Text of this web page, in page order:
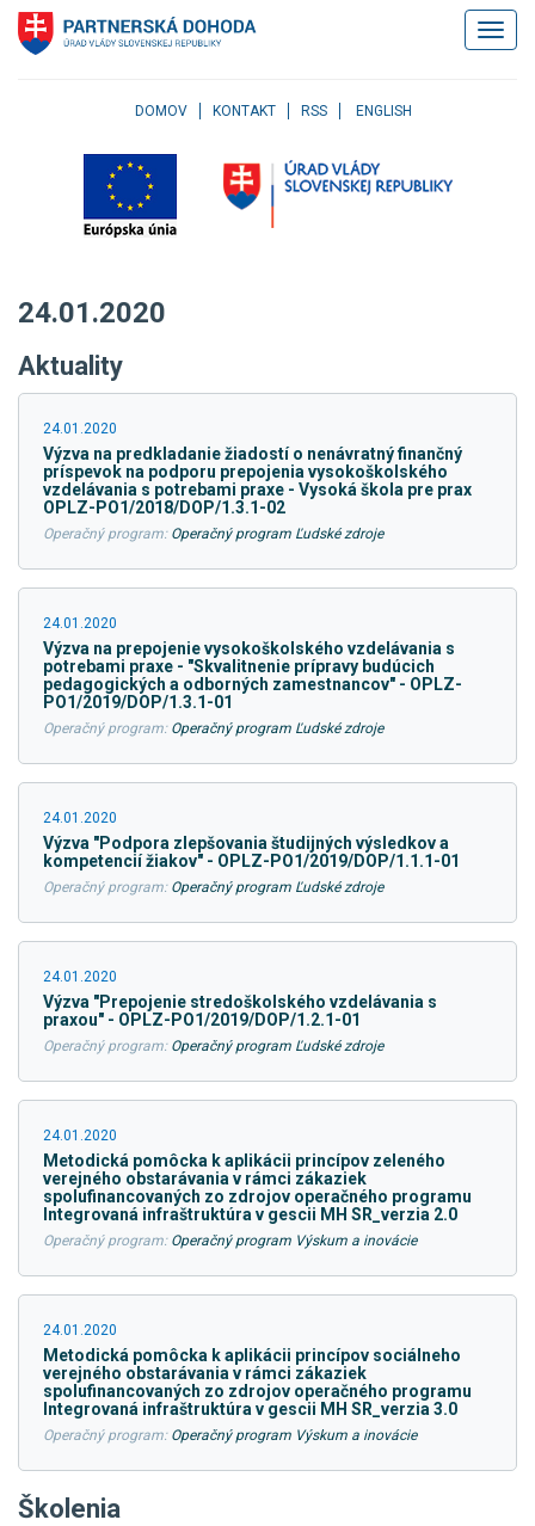
Klávesové
skratky
Skočiť
menu
na
Skočiť
pätičku
stránky
DOMOV KONTAKT RSS ENGLISH
24.01.2020
Aktuality
24.01.2020
Výzva na predkladanie žiadostí o nenávratný finančný
príspevok na podporu prepojenia vysokoškolského
vzdelávania s potrebami praxe - Vysoká škola pre prax
OPLZ-PO1/2018/DOP/1.3.1-02
Operačný program: Operačný program Ľudské zdroje
24.01.2020
Výzva na prepojenie vysokoškolského vzdelávania s
potrebami praxe - "Skvalitnenie prípravy budúcich
pedagogických a odborných zamestnancov" - OPLZ-
PO1/2019/DOP/1.3.1-01
Operačný program: Operačný program Ľudské zdroje
24.01.2020
Výzva "Podpora zlepšovania študijných výsledkov a
kompetencií žiakov" - OPLZ-PO1/2019/DOP/1.1.1-01
Operačný program: Operačný program Ľudské zdroje
24.01.2020
Výzva "Prepojenie stredoškolského vzdelávania s
praxou" - OPLZ-PO1/2019/DOP/1.2.1-01
Operačný program: Operačný program Ľudské zdroje
24.01.2020
Metodická pomôcka k aplikácii princípov zeleného
verejného obstarávania v rámci zákaziek
spolufinancovaných zo zdrojov operačného programu
Integrovaná infraštruktúra v gescii MH SR_verzia 2.0
Operačný program: Operačný program Výskum a inovácie
24.01.2020
Metodická pomôcka k aplikácii princípov sociálneho
verejného obstarávania v rámci zákaziek
spolufinancovaných zo zdrojov operačného programu
Integrovaná infraštruktúra v gescii MH SR_verzia 3.0
Operačný program: Operačný program Výskum a inovácie
Školenia